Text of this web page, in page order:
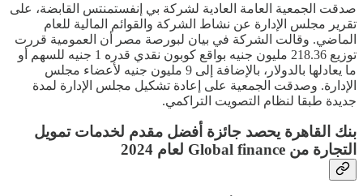
صدقت الجمعية العامة العادية لشركة بي إنفستمنتس القابضة، على
تقرير مجلس الإدارة عن نشاط الشركة والقوائم المالية للعام
الماضي. وقالت الشركة في بيان لبورصة مصر أن العمومية قررت
توزيع 218.36 مليون جنيه بواقع كوبون نقدي قدره 1 جنيه للسهم أو
ما يعادلها بالدولار، بالإضافة إلى 9 مليون جنيه لأعضاء مجلس
الإدارة. وصدقت الجمعية على إعادة تشكيل مجلس الإدارة لمدة
جديدة طبقا لنظام التصويت التراكمي.
بنك القاهرة يحصد جائزة أفضل مقدم لخدمات تمويل
التجارة من Global finance لعام 2024